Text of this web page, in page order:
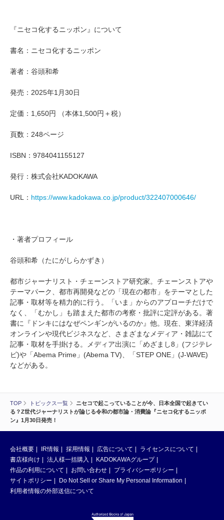
TOP トピックス一覧
ニセコで起こっていることが今、日本全国で起きてい
る？Z世代ジャーナリストが論じる令和の都市論・消費論『ニセコ化するニッポ
ン』1月30日発売！
『ニセコ化するニッポン』について
書名：ニセコ化するニッポン
著者：谷頭和希
発売：2025年1月30日
定価：1,650円 （本体1,500円＋税）
頁数：248ページ
ISBN：9784041155127
発行：株式会社KADOKAWA
URL： https://www.kadokawa.co.jp/product/322407000646/
・著者プロフィール
谷頭和希（たにがしらかずき）
都市ジャーナリスト・チェーンストア研究家。チェーンストアや
テーマパーク、都市再開発などの「現在の都市」をテーマとした
記事・取材等を精力的に行う。「いま」からのアプローチだけで
なく、「むかし」も踏まえた都市の考察・批評に定評がある。著
書に『ドンキにはなぜペンギンがいるのか』他。現在、東洋経済
オンラインや現代ビジネスなど、さまざまなメディア・雑誌にて
記事・取材を手掛ける。メディア出演に「めざまし8」(フジテレ
ビ)や「Abema Prime」(Abema TV)、「STEP ONE」(J-WAVE)
などがある。
会社概要 IR情報 採用情報 広告について
ライセンスについて
書店様向け
法人様一括購入
KADOKAWAグループ
作品の利用について
お問い合わせ
プライバシーポリシー
サイトポリシー
Do Not Sell or Share My Personal Information
利用者情報の外部送信について